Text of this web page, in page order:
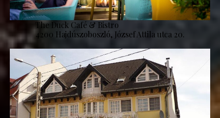
The Duck Café & Bistro
4200 Hajdúszoboszló, József Attila utca 20.